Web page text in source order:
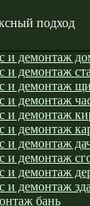
подход
и демонтаж
и демонтаж
и демонтаж
и демонтаж
и демонтаж
и демонтаж
и демонтаж
и демонтаж
и демонтаж
и демонтаж
бань